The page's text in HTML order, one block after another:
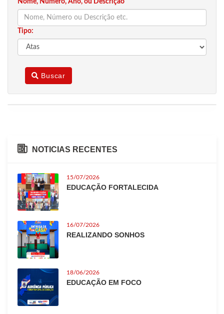
Nome, Número, Ano, ou Descrição
Tipo:
Buscar
NOTICIAS RECENTES
15/07/2026
EDUCAÇÃO FORTALECIDA
16/07/2026
REALIZANDO SONHOS
18/06/2026
EDUCAÇÃO EM FOCO